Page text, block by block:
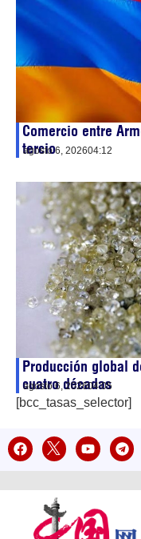
Comercio entre
tercio
agosto 6, 202604:12
Producción global
cuatro décadas
agosto 6, 202604:05
[bcc_tasas_selector]